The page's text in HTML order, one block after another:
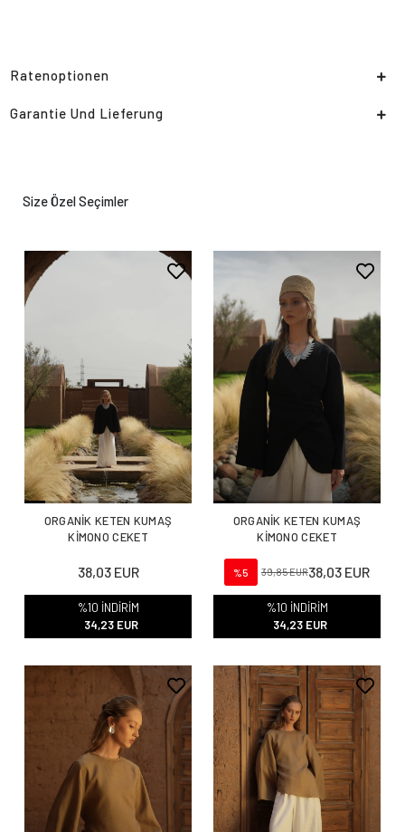
Garantie Und Lieferung
ORGANİK KETEN KUMAŞ
38,03 EUR
%10 İNDİRİM
34,23 EUR
ORGANİK KETEN KUMAŞ
39,85 EUR38,03 EUR
%10 İNDİRİM
34,23 EUR